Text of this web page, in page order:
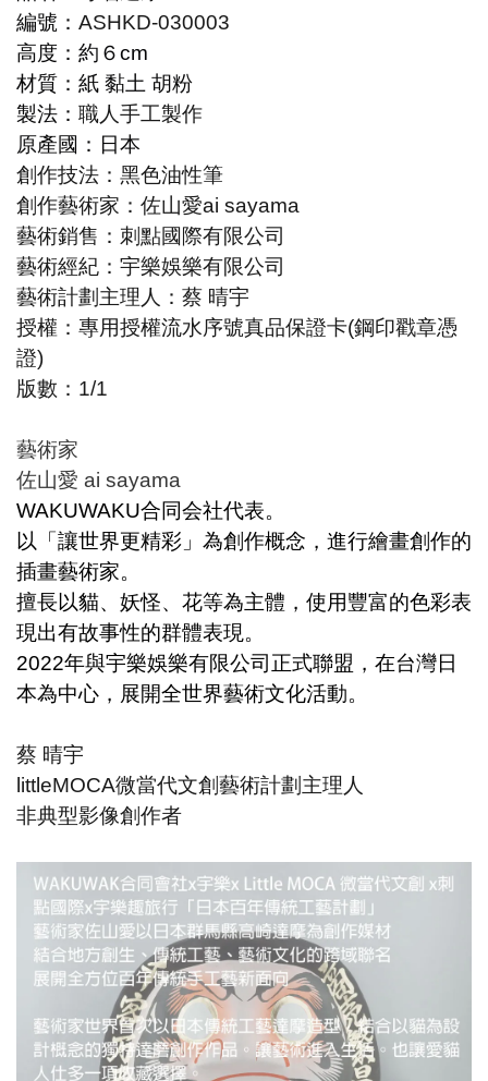
編號 ： ASHKD-030003
高度：約６cm
材質：紙 黏土 胡粉
製法： 職人手工製作
原產國：日本
創作技法：黑色油性筆
創作藝術家 ：佐山愛ai sayama
藝術銷售：刺點國際有限公司
藝術經紀：宇樂娛樂有限公司
藝術計劃主理人： 蔡 晴宇
授權：專用授權流水序號真品保證卡(鋼印戳章憑
證)
版數 ：1/1
藝術家
佐山愛 ai sayama
WAKUWAKU合同会社代表。
以「讓世界更精彩」為創作概念，進行繪畫創作的
插畫藝術家。
擅長以貓、妖怪、花等為主體，使用豐富的色彩表
現出有故事性的群體表現。
2022年與宇樂娛樂有限公司正式聯盟，在台灣日
本為中心，展開全世界藝術文化活動。
蔡 晴宇
littleMOCA微當代文創藝術計劃主理人
非典型影像創作者